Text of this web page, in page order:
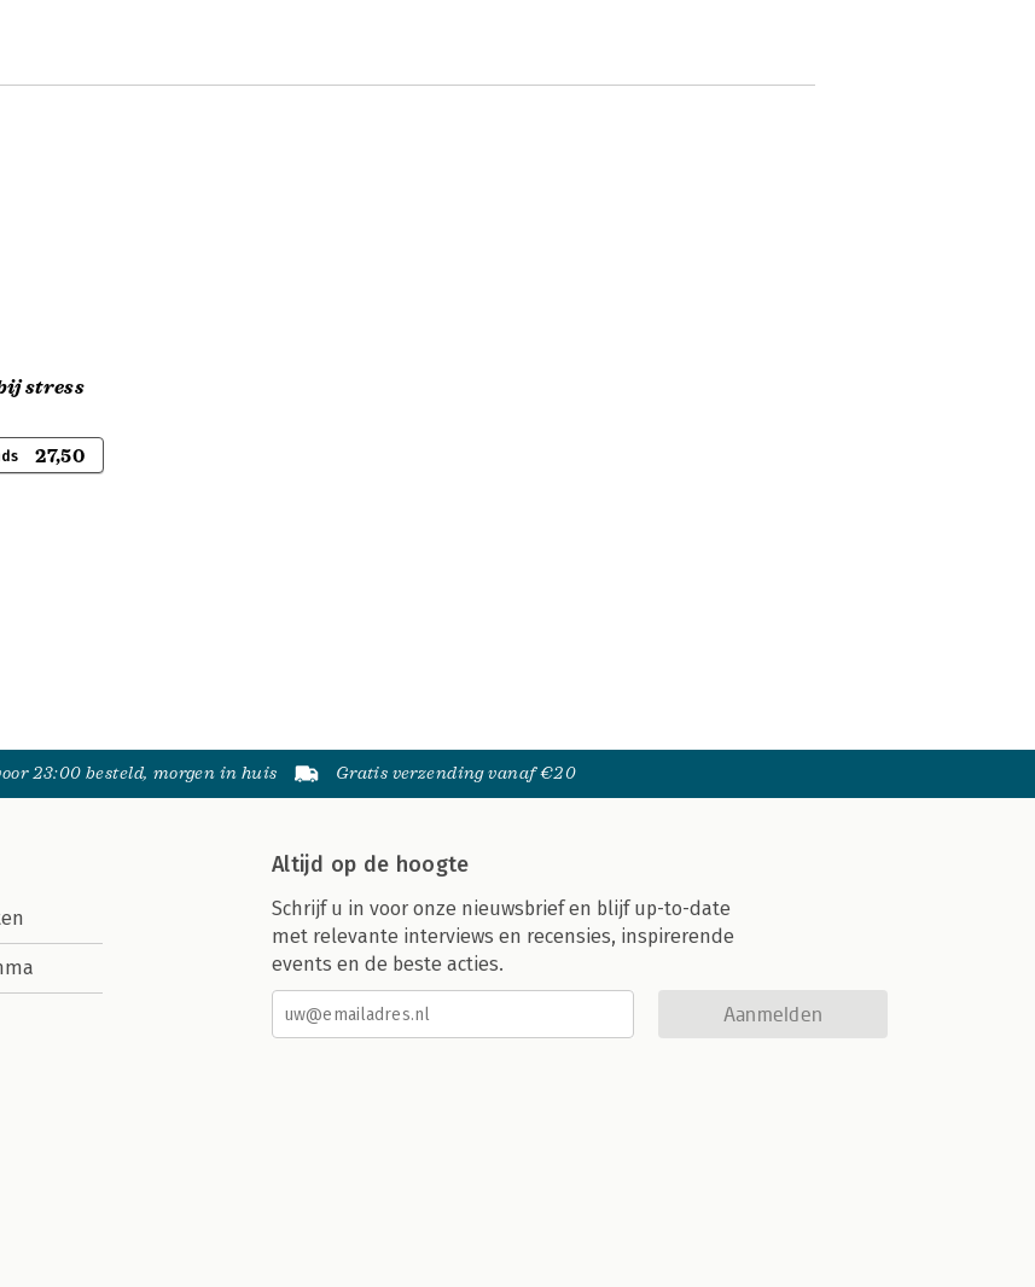
stress
27,50
23:00 besteld, morgen in huis Gratis verzending vanaf €20
Altijd op de hoogte
Schrijf u in voor onze nieuwsbrief en blijf up-to-date
met relevante interviews en recensies, inspirerende
events en de beste acties.
Aanmelden